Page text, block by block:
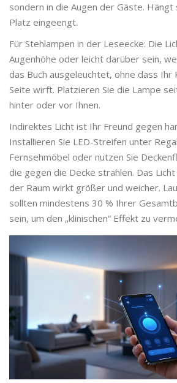
sondern in die Augen der Gäste.
Platz eingeengt.
Für Stehlampen in der Leseecke: Die
Augenhöhe oder leicht darüber sein,
das Buch ausgeleuchtet, ohne dass Ihr
Seite wirft. Platzieren Sie die Lampe
hinter oder vor Ihnen.
Indirektes Licht ist Ihr Freund gegen
Installieren Sie LED-Streifen unter
Fernsehmöbel oder nutzen Sie
die gegen die Decke strahlen. Das
der Raum wirkt größer und weicher.
sollten mindestens 30 % Ihrer
sein, um den „klinischen“ Effekt zu